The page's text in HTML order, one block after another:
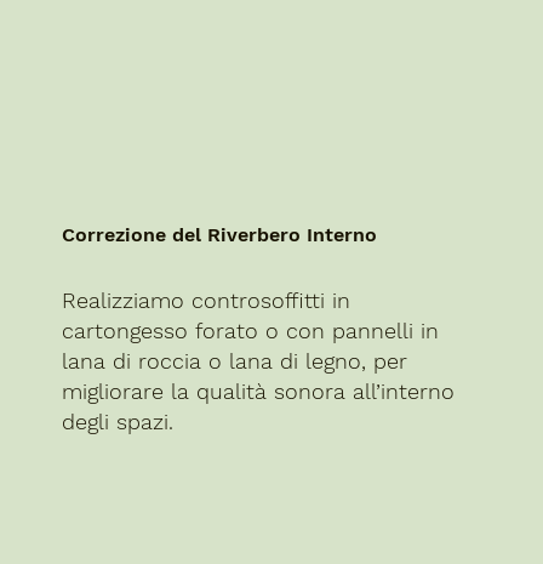
Correzione del Riverbero Interno
Realizziamo controsoffitti in
cartongesso forato o con pannelli in
lana di roccia o lana di legno, per
migliorare la qualità sonora all’interno
degli spazi.